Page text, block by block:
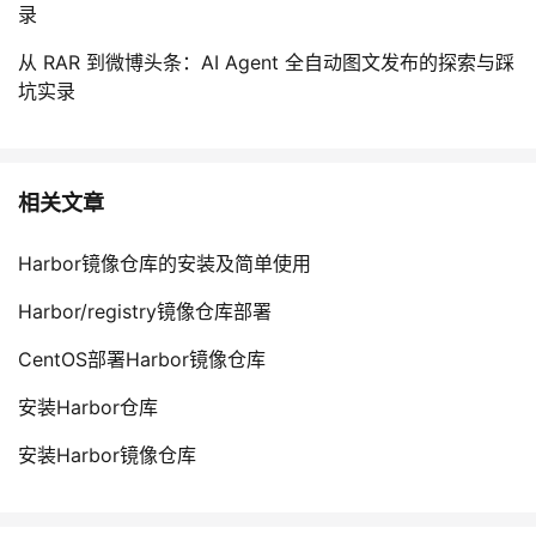
录
从 RAR 到微博头条：AI Agent 全自动图文发布的探索与踩
坑实录
相关文章
Harbor镜像仓库的安装及简单使用
Harbor/registry镜像仓库部署
CentOS部署Harbor镜像仓库
安装Harbor仓库
安装Harbor镜像仓库